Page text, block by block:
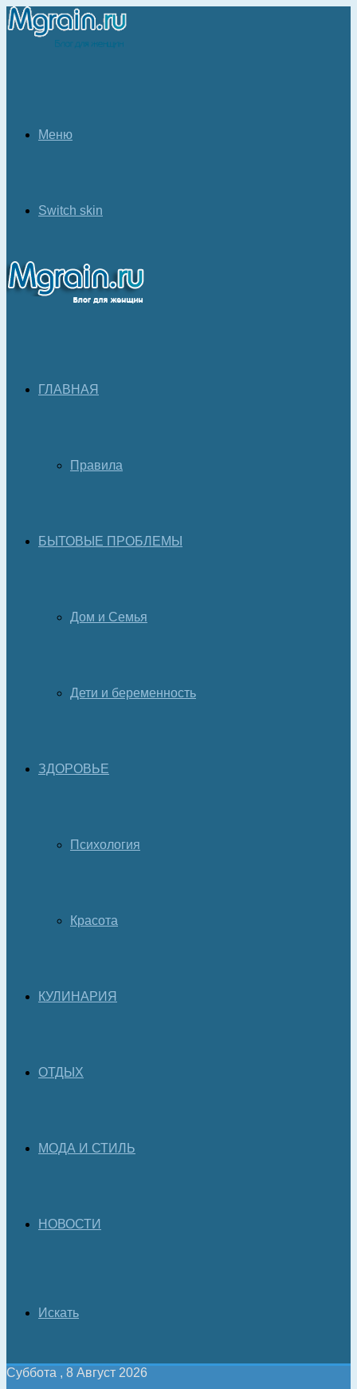
Меню
Switch skin
ГЛАВНАЯ
Правила
БЫТОВЫЕ ПРОБЛЕМЫ
Дом и Семья
Дети и беременность
ЗДОРОВЬЕ
Психология
Красота
КУЛИНАРИЯ
ОТДЫХ
МОДА И СТИЛЬ
НОВОСТИ
Искать
Суббота , 8 Август 2026